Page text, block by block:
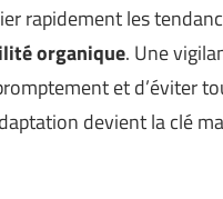
rapidement les
organique. Une
et d’éviter
devient la clé